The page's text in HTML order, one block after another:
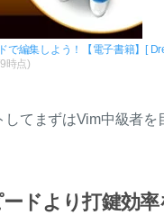
で編集しよう！【電子書籍】[
時点)
してまずはVim中級者を
ドより打鍵効